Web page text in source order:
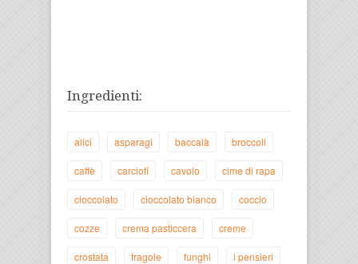
Ingredienti:
alici asparagi baccalà broccoli
caffè carciofi cavolo cime di rapa
cioccolato cioccolato bianco coccio
cozze crema pasticcera creme
crostata fragole funghi i pensieri